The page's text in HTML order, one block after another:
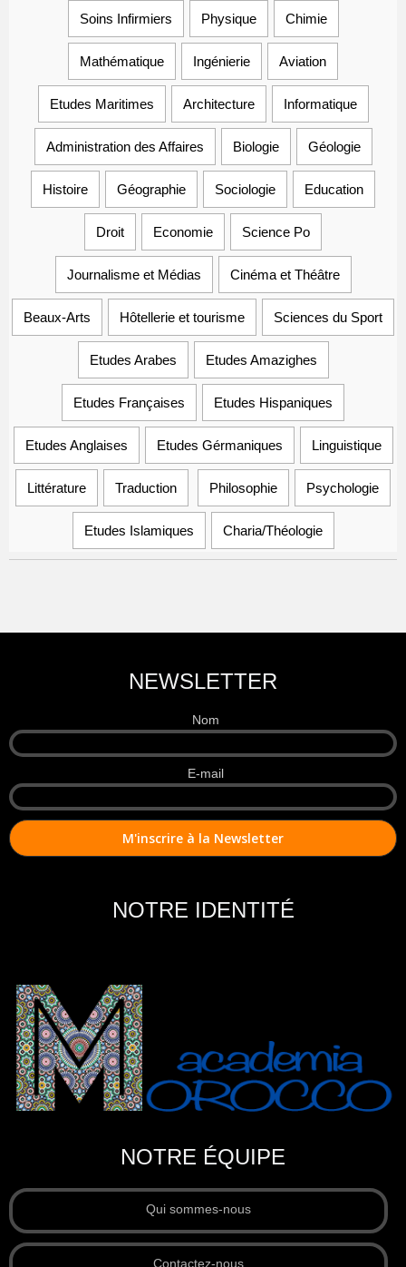
Soins Infirmiers Physique Chimie
Mathématique Ingénierie Aviation
Etudes Maritimes Architecture Informatique
Administration des Affaires Biologie Géologie
Histoire Géographie Sociologie Education
Droit Economie Science Po
Journalisme et Médias Cinéma et Théâtre
Beaux-Arts Hôtellerie et tourisme Sciences du Sport
Etudes Arabes Etudes Amazighes
Etudes Françaises Etudes Hispaniques
Etudes Anglaises Etudes Gérmaniques Linguistique
Littérature Traduction Philosophie Psychologie
Etudes Islamiques Charia/Théologie
NEWSLETTER
Nom
E-mail
NOTRE IDENTITÉ
NOTRE ÉQUIPE
Qui sommes-nous
Contactez-nous